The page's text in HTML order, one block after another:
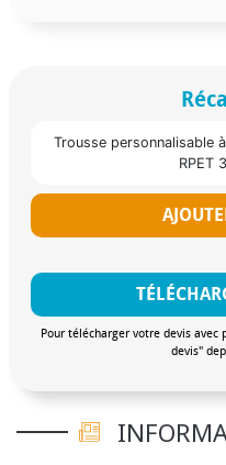
Trousse personnalisable
RPET
Pour télécharger votre devis avec
devis"